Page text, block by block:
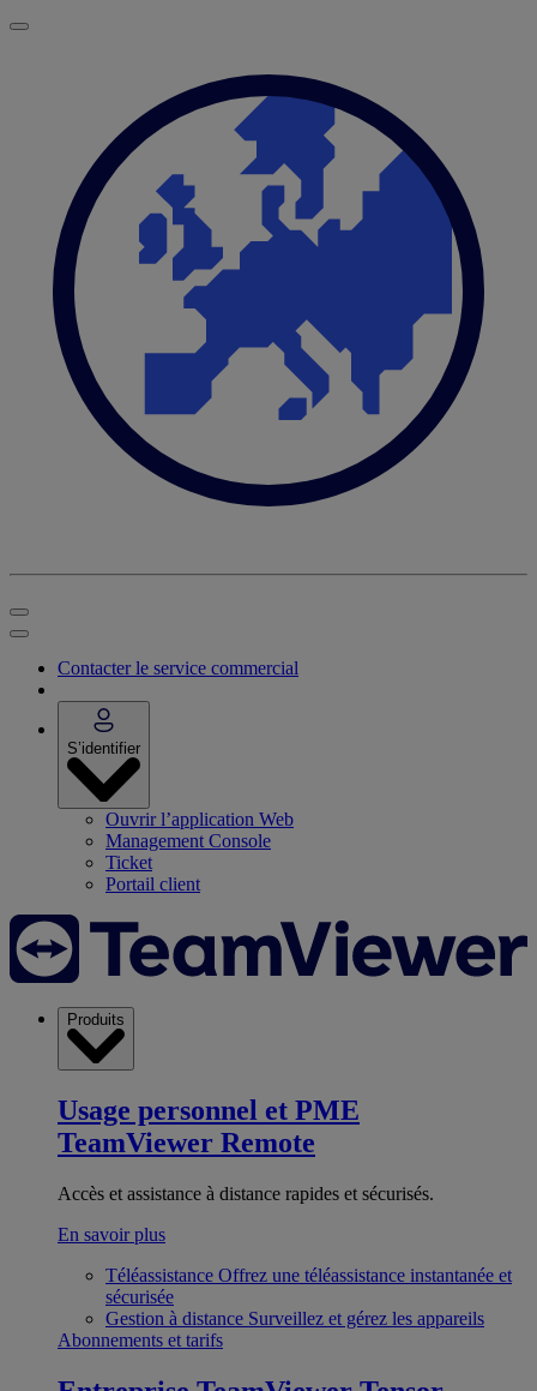
Contacter le service commercial
S’identifier
Ouvrir l’application Web
Management Console
Ticket
Portail client
Produits
Usage personnel et PME
TeamViewer Remote
Accès et assistance à distance rapides et sécurisés.
En savoir plus
Téléassistance Offrez une téléassistance instantanée et
sécurisée
Gestion à distance Surveillez et gérez les appareils
Abonnements et tarifs